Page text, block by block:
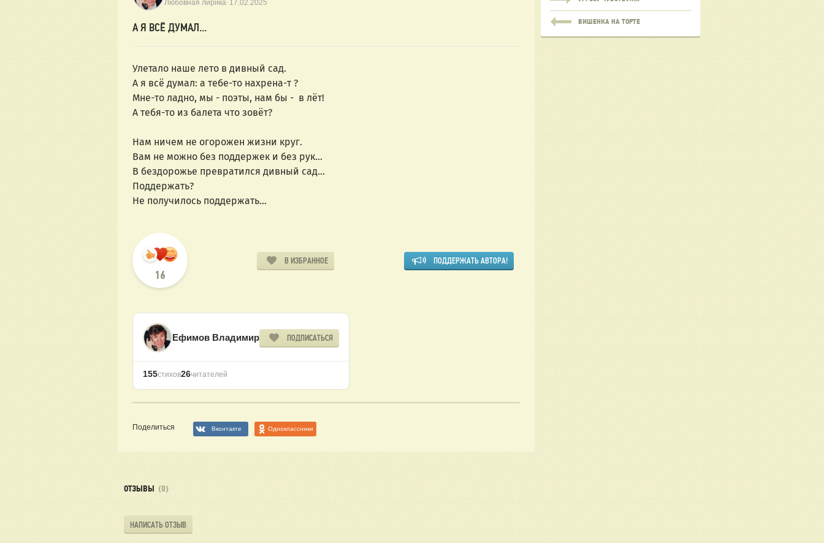
Любовная лирика· 17.02.2025
А Я ВСЁ ДУМАЛ...
Улетало наше лето в дивный сад.
А я всё думал: а тебе-то нахрена-т ?
Мне-то ладно, мы - поэты, нам бы -  в лёт!
А тебя-то из балета что зовёт?
Нам ничем не огорожен жизни круг.
Вам не можно без поддержек и без рук...
В бездорожье превратился дивный сад...
Поддержать?
Не получилось поддержать...
16
В ИЗБРАННОЕ ПОДДЕРЖАТЬ АВТОРА!
Ефимов Владимир ПОДПИСАТЬСЯ
155стихов26читателей
Поделиться Вконтакте Одноклассники
ВИШЕНКА НА ТОРТЕ
ОТЗЫВЫ (0)
НАПИСАТЬ ОТЗЫВ